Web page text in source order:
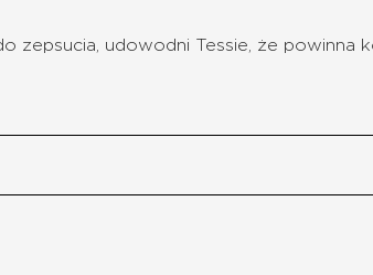
udowodni Tessie, że powinna